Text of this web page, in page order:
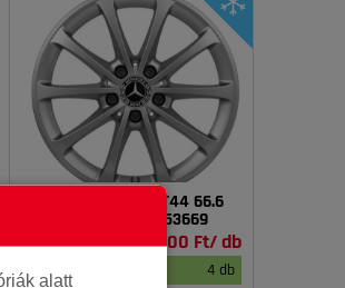
Gyári 5x112 6.5x17 ET44 66.6
DEMO MERCEDES_253669
42 500 Ft/ db
raktáron 4 db
alatt